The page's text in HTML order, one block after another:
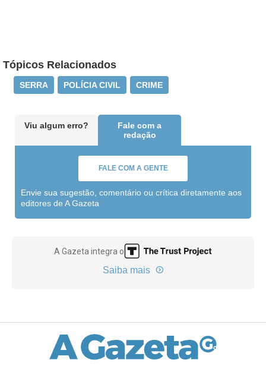
Tópicos Relacionados
SERRA POLÍCIA CIVIL CRIME
Viu algum erro?
Fale com a
redação
FALE COM A GENTE
Envie sua sugestão, comentário ou crítica diretamente aos
editores de A Gazeta
A Gazeta integra o
Saiba mais